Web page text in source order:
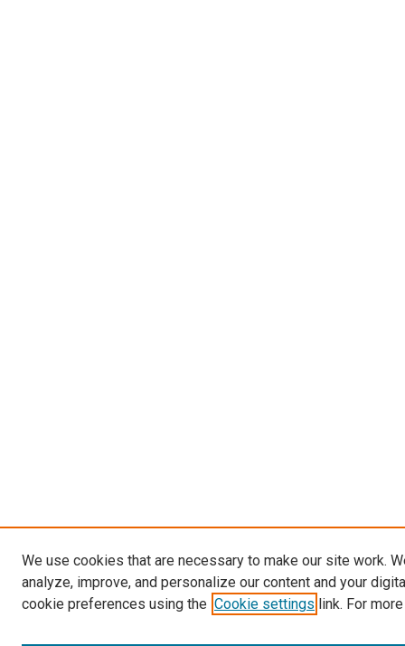
We use cookies that are necessary to make our site work.
analyze, improve, and personalize our content and your
cookie preferences using the Cookie settings link. For